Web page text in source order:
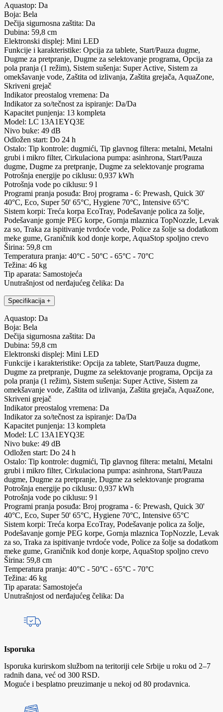
Aquastop: Da
Boja: Bela
Dečija sigurnosna zaštita: Da
Dubina: 59,8 cm
Elektronski displej: Mini LED
Funkcije i karakteristike: Opcija za tablete, Start/Pauza dugme,
Dugme za pretpranje, Dugme za selektovanje programa, Opcija za
pola pranja (1 režim), Sistem sušenja: Super Active, Sistem za
omekšavanje vode, Zaštita od izlivanja, Zaštita grejača, AquaZone,
Skriveni grejač
Indikator preostalog vremena: Da
Indikator za so/tečnost za ispiranje: Da/Da
Kapacitet punjenja: 13 kompleta
Model: LC 13A1EYQ3E
Nivo buke: 49 dB
Odložen start: Do 24 h
Ostalo: Tip kontrole: dugmići, Tip glavnog filtera: metalni, Metalni
grubi i mikro filter, Cirkulaciona pumpa: asinhrona, Start/Pauza
dugme, Dugme za pretpranje, Dugme za selektovanje programa
Potrošnja energije po ciklusu: 0,937 kWh
Potrošnja vode po ciklusu: 9 l
Programi pranja posuđa: Broj programa - 6: Prewash, Quick 30'
40°C, Eco, Super 50' 65°C, Hygiene 70°C, Intensive 65°C
Sistem korpi: Treća korpa EcoTray, Podešavanje polica za šolje,
Podešavanje gornje PEG korpe, Gornja mlaznica TopNozzle, Levak
za so, Traka za ispitivanje tvrdoće vode, Police za šolje sa dodatkom
meke gume, Graničnik kod donje korpe, AquaStop spoljno crevo
Širina: 59,8 cm
Temperatura pranja: 40°C - 50°C - 65°C - 70°C
Težina: 46 kg
Tip aparata: Samostojeća
Unutrašnjost od nerđajućeg čelika: Da
Specifikacija +
Aquastop: Da
Boja: Bela
Dečija sigurnosna zaštita: Da
Dubina: 59,8 cm
Elektronski displej: Mini LED
Funkcije i karakteristike: Opcija za tablete, Start/Pauza dugme,
Dugme za pretpranje, Dugme za selektovanje programa, Opcija za
pola pranja (1 režim), Sistem sušenja: Super Active, Sistem za
omekšavanje vode, Zaštita od izlivanja, Zaštita grejača, AquaZone,
Skriveni grejač
Indikator preostalog vremena: Da
Indikator za so/tečnost za ispiranje: Da/Da
Kapacitet punjenja: 13 kompleta
Model: LC 13A1EYQ3E
Nivo buke: 49 dB
Odložen start: Do 24 h
Ostalo: Tip kontrole: dugmići, Tip glavnog filtera: metalni, Metalni
grubi i mikro filter, Cirkulaciona pumpa: asinhrona, Start/Pauza
dugme, Dugme za pretpranje, Dugme za selektovanje programa
Potrošnja energije po ciklusu: 0,937 kWh
Potrošnja vode po ciklusu: 9 l
Programi pranja posuđa: Broj programa - 6: Prewash, Quick 30'
40°C, Eco, Super 50' 65°C, Hygiene 70°C, Intensive 65°C
Sistem korpi: Treća korpa EcoTray, Podešavanje polica za šolje,
Podešavanje gornje PEG korpe, Gornja mlaznica TopNozzle, Levak
za so, Traka za ispitivanje tvrdoće vode, Police za šolje sa dodatkom
meke gume, Graničnik kod donje korpe, AquaStop spoljno crevo
Širina: 59,8 cm
Temperatura pranja: 40°C - 50°C - 65°C - 70°C
Težina: 46 kg
Tip aparata: Samostojeća
Unutrašnjost od nerđajućeg čelika: Da
Isporuka
Isporuka kurirskom službom na teritoriji cele Srbije u roku od 2–7
radnih dana, već od 300 RSD.
Moguće i besplatno preuzimanje u nekoj od 80 prodavnica.